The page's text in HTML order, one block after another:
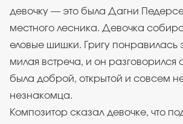
девочку — это была Дагни
местного лесника. Девочка
еловые шишки. Григу понравилась
милая встреча, и он разговорился
была доброй, открытой и совсем
незнакомца.
Композитор сказал девочке, что